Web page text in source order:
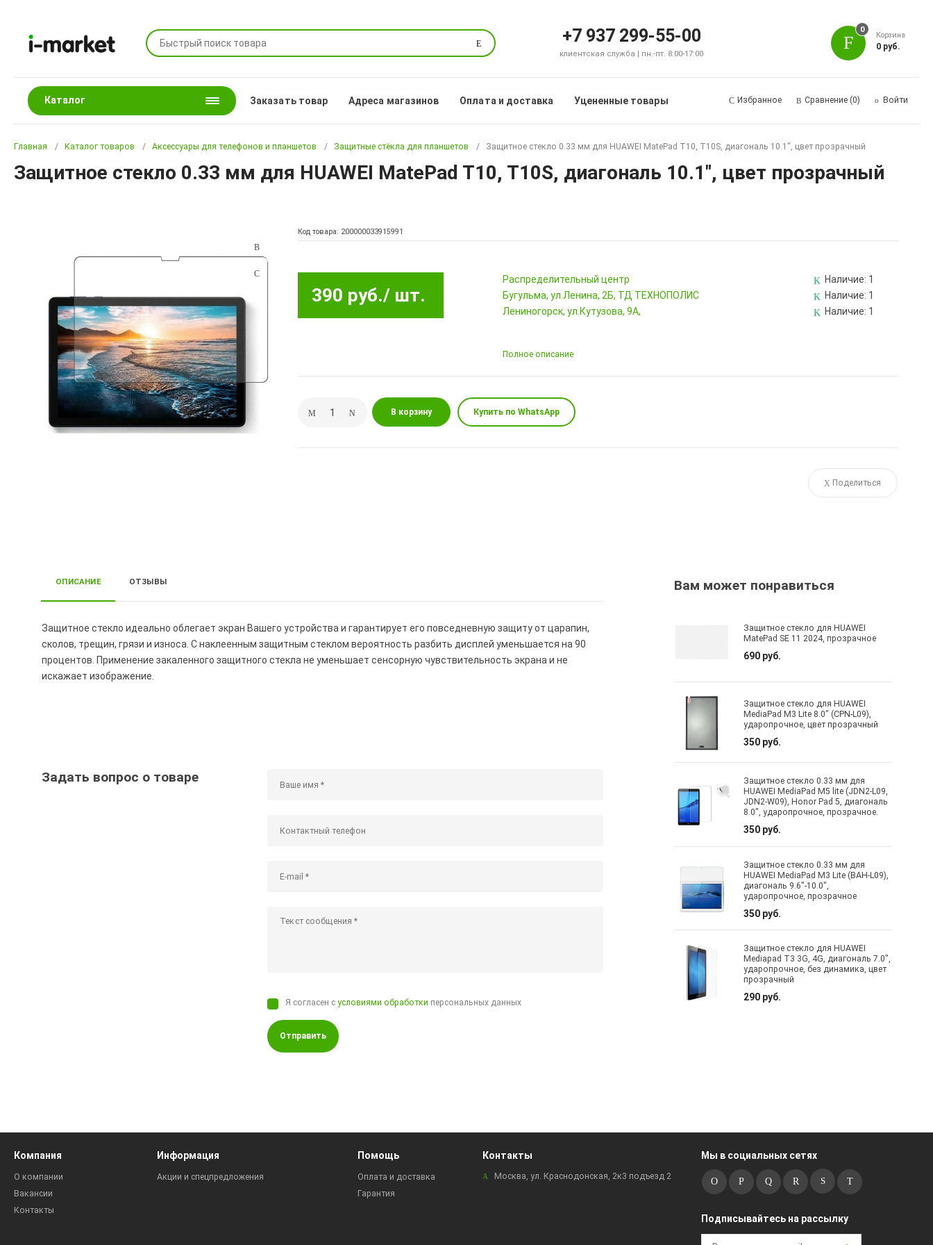
Поиск +7 937 299-55-00
клиентская служба | пн.-пт. 8:00-17:00
0
Корзина
0 руб.
Каталог Заказать товар Адреса магазинов Оплата и доставка Уцененные товары Избранное Сравнение (0) Войти
Главная Каталог товаров Аксессуары для телефонов и планшетов Защитные стёкла для планшетов Защитное стекло 0.33 мм для HUAWEI MatePad T10, T10S, диагональ 10.1", цвет прозрачный
Защитное стекло 0.33 мм для HUAWEI MatePad T10, T10S, диагональ 10.1", цвет прозрачный
Код товара: 200000033915991
390 руб./ шт.
Pаспределительный центр Наличие: 1
Бугульма, ул.Ленина, 2Б, ТД ТЕХНОПОЛИС
Наличие: 1
Лениногорск, ул.Кутузова, 9А,
Наличие: 1
Полное описание
В корзину Купить по WhatsApp
Поделиться
ОПИСАНИЕ ОТЗЫВЫ
Защитное стекло идеально облегает экран Вашего устройства и гарантирует его повседневную защиту от царапин,
сколов, трещин, грязи и износа. С наклеенным защитным стеклом вероятность разбить дисплей уменьшается на 90
процентов. Применение закаленного защитного стекла не уменьшает сенсорную чувствительность экрана и не
искажает изображение.
Задать вопрос о товаре
Я согласен сусловиями обработки персональных данных
Отправить
Вам может понравиться
Защитное стекло для HUAWEI
MatePad SE 11 2024, прозрачное
690 руб.
Защитное стекло для HUAWEI
MediaPad M3 Lite 8.0" (CPN-L09),
ударопрочное, цвет прозрачный
350 руб.
Защитное стекло 0.33 мм для
HUAWEI MediaPad M5 lite (JDN2-L09,
JDN2-W09), Honor Pad 5, диагональ
8.0", ударопрочное, прозрачное.
350 руб.
Защитное стекло 0.33 мм для
HUAWEI MediaPad M3 Lite (BAH-L09),
диагональ 9.6"-10.0",
ударопрочное, прозрачное
350 руб.
Защитное стекло для HUAWEI
Mediapad T3 3G, 4G, диагональ 7.0",
ударопрочное, без динамика, цвет
прозрачный
290 руб.
Компания
О компании
Вакансии
Контакты
Информация
Акции и спецпредложения
Помощь
Оплата и доставка
Гарантия
Контакты
Москва, ул. Краснодонская, 2к3 подъезд 2
Мы в социальных сетях
Подписывайтесь на рассылку